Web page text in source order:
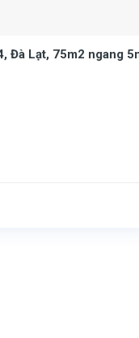
Đà Lạt, 75m2 ngang